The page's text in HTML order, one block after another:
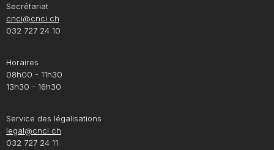
Secrétariat
cnci@cnci.ch
032 727 24 10
Horaires
08h00 - 11h30
13h30 - 16h30
Service des légalisations
legal@cnci.ch
032 727 24 11